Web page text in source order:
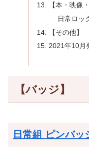
【本・映像
日常ロッ
【その他】
2021年10月
【バッジ】
日常組 ピンバッ